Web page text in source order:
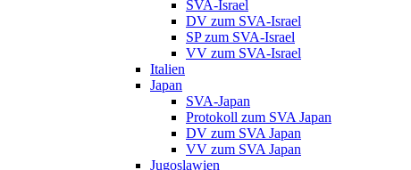
SVA-Israel
DV zum SVA-Israel
SP zum SVA-Israel
VV zum SVA-Israel
Italien
Japan
SVA-Japan
Protokoll zum SVA Japan
DV zum SVA Japan
VV zum SVA Japan
Jugoslawien